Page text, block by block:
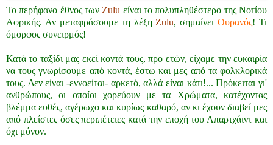
Το περήφανο έθνος των Zulu είναι το πολυπληθέστερο της Νοτίου
Αφρικής. Αν μεταφράσουμε τη λέξη Zulu, σημαίνειΟυρανός! Τι
όμορφος συνειρμός!
Κατά το ταξίδι μας εκεί κοντά τους, προ ετών, είχαμε την ευκαιρία
να τους γνωρίσουμε από κοντά, έστω και μες από τα φολκλορικά
τους. Δεν είναι -εννοείται- αρκετό, αλλά είναι κάτι!... Πρόκειται γι'
ανθρώπους, οι οποίοι χορεύουν με τα Χρώματα, κατέχοντας
βλέμμα ευθές, αγέρωχο και κυρίως καθαρό, αν κι έχουν διαβεί μες
από πλείστες όσες περιπέτειες κατά την εποχή του Απαρτχάιντ και
όχι μόνον.